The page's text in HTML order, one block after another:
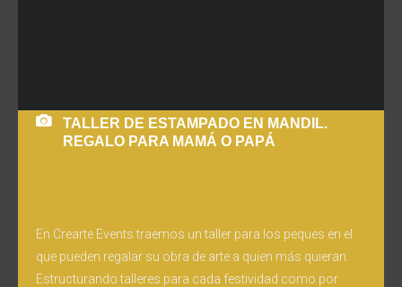
TALLER DE ESTAMPADO EN MANDIL.
REGALO PARA MAMÁ O PAPÁ
En Crearte Events traemos un taller para los peques en el
que pueden regalar su obra de arte a quien más quieran.
Estructurando talleres para cada festividad como por